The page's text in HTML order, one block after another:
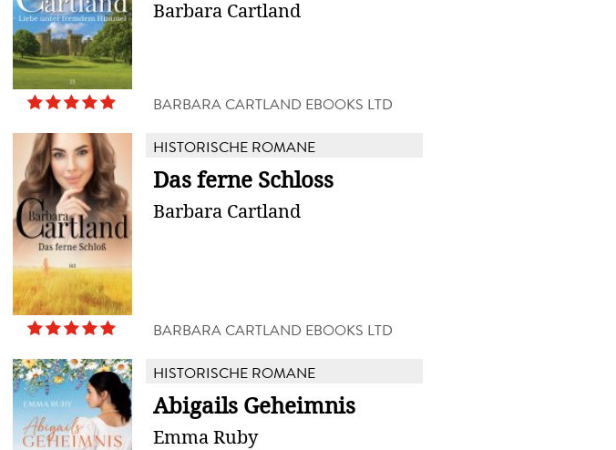
Barbara Cartland
BARBARA CARTLAND EBOOKS LTD
HISTORISCHE ROMANE
Das ferne Schloss
Barbara Cartland
BARBARA CARTLAND EBOOKS LTD
HISTORISCHE ROMANE
Abigails Geheimnis
Emma Ruby